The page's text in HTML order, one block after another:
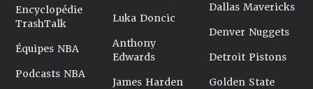
Encyclopédie
TrashTalk
Équipes NBA
Podcasts NBA
Luka Doncic
Anthony
Edwards
James Harden
Dallas Mavericks
Denver Nuggets
Detroit Pistons
Golden State